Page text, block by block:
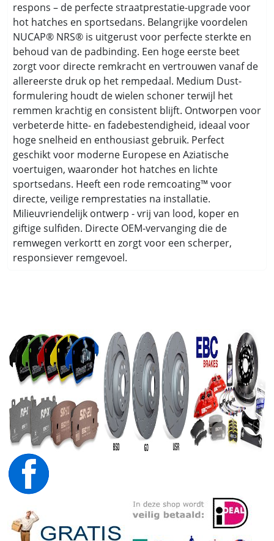
respons – de perfecte straatprestatie-upgrade voor
hot hatches en sportsedans. Belangrijke voordelen
NUCAP® NRS® is uitgerust voor perfecte sterkte en
behoud van de padbinding. Een hoge eerste beet
zorgt voor directe remkracht en vertrouwen vanaf de
allereerste druk op het rempedaal. Medium Dust-
formulering houdt de wielen schoner terwijl het
remmen krachtig en consistent blijft. Ontworpen voor
verbeterde hitte- en fadebestendigheid, ideaal voor
hoge snelheid en enthousiast gebruik. Perfect
geschikt voor moderne Europese en Aziatische
voertuigen, waaronder hot hatches en lichte
sportsedans. Heeft een rode remcoating™ voor
directe, veilige remprestaties na installatie.
Milieuvriendelijk ontwerp - vrij van lood, koper en
giftige sulfiden. Directe OEM-vervanging die de
remwegen verkortt en zorgt voor een scherper,
responsiever remgevoel.